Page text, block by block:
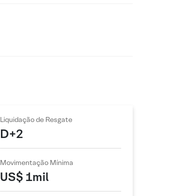
Liquidação de Resgate
D+2
Movimentação Mínima
US$ 1mil